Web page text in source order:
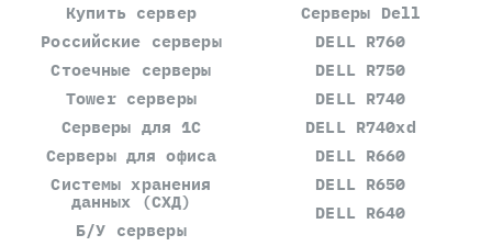
Купить сервер
Российские серверы
Стоечные серверы
Tower серверы
Серверы для 1С
Серверы для офиса
Системы хранения
данных (СХД)
Б/У серверы
Серверы Dell
DELL R760
DELL R750
DELL R740
DELL R740xd
DELL R660
DELL R650
DELL R640